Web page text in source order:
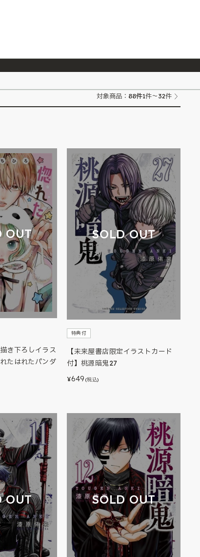
『ONE PIECE magazine 021 ONE PIECEカード付き同梱版』発売延期のご案内
対象商品： 88件1件～32件
OUT
き下ろしイラス
たはれたパンダ
SOLD OUT
特典付
【未来屋書店限定イラストカード
付】桃源暗鬼27
¥649 (税込)
OUT SOLD OUT